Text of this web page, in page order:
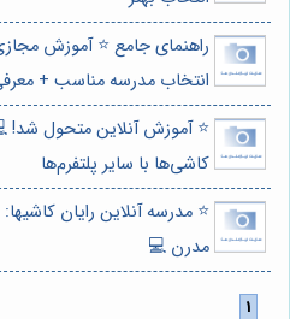
راهنمای جامع ⭐️ آموزش
انتخاب مدرسه مناسب +
⭐️ آموزش آنلاین متحول شد!
کاشی‌ها با سایر پلتفرم‌ها
⭐️ مدرسه آنلاین رایان
مدرن 💻